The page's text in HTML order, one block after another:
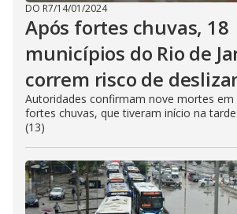
DO R7/14/01/2024
Após fortes chuvas, 18
municípios do Rio de
correm risco de
Autoridades confirmam nove mortes em
fortes chuvas, que tiveram início na
(13)